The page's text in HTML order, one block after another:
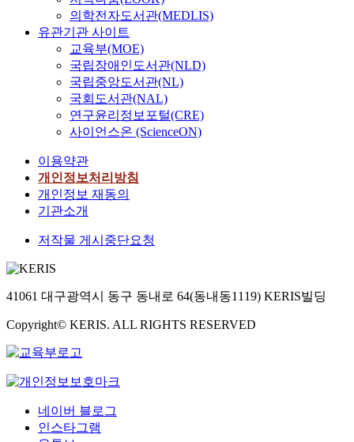
의학전자도서관(MEDLIS)
유관기관 사이트
교육부(MOE)
국립장애인도서관(NLD)
국립중앙도서관(NL)
국회도서관(NAL)
연구윤리정보포털(CRE)
사이언스온 (ScienceON)
이용약관
개인정보처리방침
개인정보 재동의
기관소개
저작물 게시중단요청
41061 대구광역시 동구 동내로 64(동내동1119) KERIS빌딩
Copyright© KERIS. ALL RIGHTS RESERVED
네이버 블로그
인스타그램